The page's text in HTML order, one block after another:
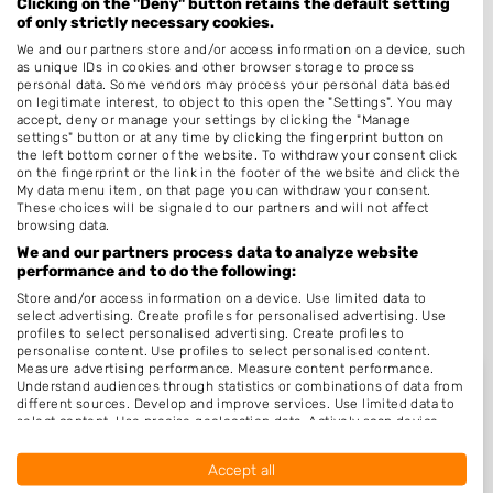
Gorredijk
Luinjeberd
Beetsterzwaag
Jonkersland
Boornbergum
Lippenhuizen
of only strictly necessary cookies.
We and our partners store and/or access information on a device, such
as unique IDs in cookies and other browser storage to process
personal data. Some vendors may process your personal data based
on legitimate interest, to object to this open the "Settings". You may
accept, deny or manage your settings by clicking the "Manage
settings" button or at any time by clicking the fingerprint button on
the left bottom corner of the website. To withdraw your consent click
on the fingerprint or the link in the footer of the website and click the
My data menu item, on that page you can withdraw your consent.
These choices will be signaled to our partners and will not affect
browsing data.
We and our partners process data to analyze website
performance and to do the following:
Store and/or access information on a device. Use limited data to
select advertising. Create profiles for personalised advertising. Use
profiles to select personalised advertising. Create profiles to
personalise content. Use profiles to select personalised content.
Measure advertising performance. Measure content performance.
Understand audiences through statistics or combinations of data from
different sources. Develop and improve services. Use limited data to
select content. Use precise geolocation data. Actively scan device
Data may be shared outside of the European Union and send to the
Accept all